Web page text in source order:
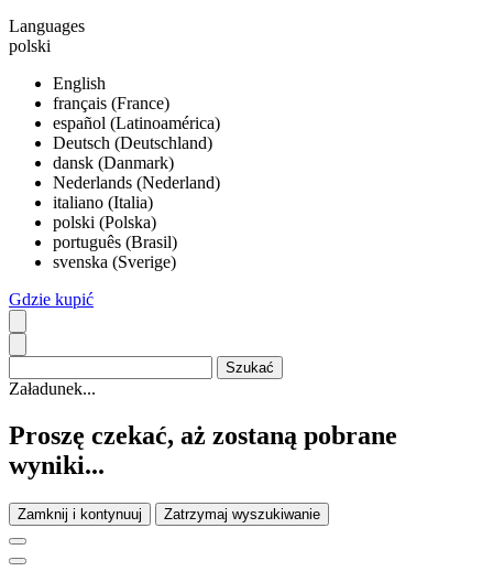
Languages
polski
English
français (France)
español (Latinoamérica)
Deutsch (Deutschland)
dansk (Danmark)
Nederlands (Nederland)
italiano (Italia)
polski (Polska)
português (Brasil)
svenska (Sverige)
Gdzie kupić
Załadunek...
Proszę czekać, aż zostaną pobrane
wyniki...
Zamknij i kontynuuj Zatrzymaj wyszukiwanie